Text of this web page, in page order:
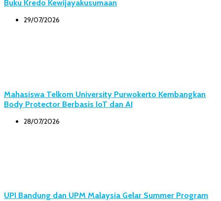
Buku Kredo Kewijayakusumaan
29/07/2026
Mahasiswa Telkom University Purwokerto Kembangkan
Body Protector Berbasis IoT dan AI
28/07/2026
UPI Bandung dan UPM Malaysia Gelar Summer Program